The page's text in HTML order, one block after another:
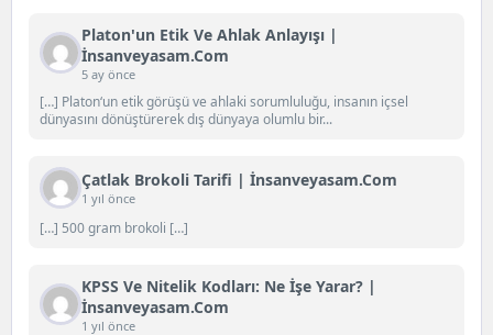
Platon'un Etik Ve Ahlak Anlayışı |
İnsanveyasam.com
5 ay önce
[…] Platon‘un etik görüşü ve ahlaki sorumluluğu, insanın içsel
dünyasını dönüştürerek dış dünyaya olumlu bir...
Çatlak Brokoli Tarifi | İnsanveyasam.com
1 yıl önce
[…] 500 gram brokoli […]
KPSS Ve Nitelik Kodları: Ne İşe Yarar? |
İnsanveyasam.com
1 yıl önce